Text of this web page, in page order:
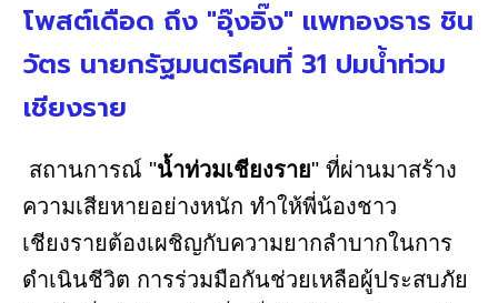
โพสต์เดือด ถึง "อุ๊งอิ๊ง" แพทองธาร ชิน
วัตร นายกรัฐมนตรีคนที่ 31 ปมน้ำท่วม
เชียงราย
สถานการณ์ "น้ำท่วมเชียงราย" ที่ผ่านมาสร้าง
ความเสียหายอย่างหนัก ทำให้พี่น้องชาว
เชียงรายต้องเผชิญกับความยากลำบากในการ
ดำเนินชีวิต การร่วมมือกันช่วยเหลือผู้ประสบภัย